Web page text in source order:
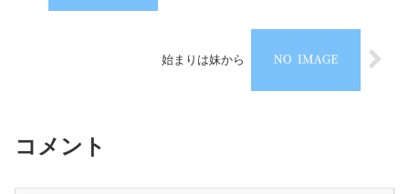
始まりは妹から
コメント